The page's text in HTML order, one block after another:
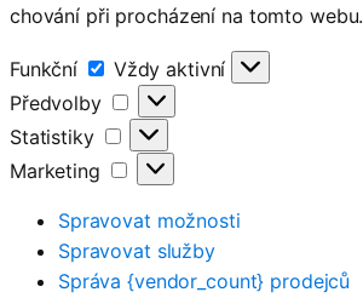
chování při procházení na tomto webu.
Funkční Funkční
Vždy aktivní
Předvolby
Předvolby
Statistiky
Statistiky
Marketing
Marketing
Spravovat možnosti
Spravovat služby
Správa {vendor_count} prodejců